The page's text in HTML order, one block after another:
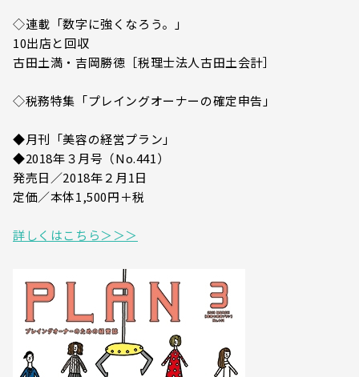
◇連載「数字に強くなろう。」
10出店と回収
古田土満・吉岡勝徳［税理士法人古田土会計］
◇税務特集「プレイングオーナーの確定申告」
◆月刊「美容の経営プラン」
◆2018年３月号（No.441）
発売日／2018年２月1日
定価／本体1,500円＋税
詳しくはこちら＞＞＞